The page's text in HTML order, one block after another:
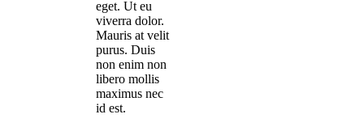
eget. Ut eu
viverra dolor.
Mauris at velit
purus. Duis
non enim non
libero mollis
maximus nec
id est.